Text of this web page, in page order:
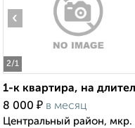
2/1
‹
1-к квартира, на
8 000 ₽ в месяц
Центральный район,